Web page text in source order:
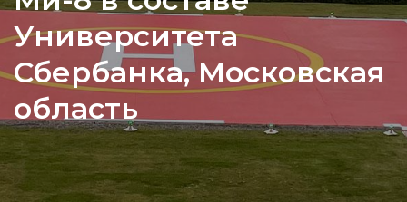
Университета
Сбербанка, Московская
область